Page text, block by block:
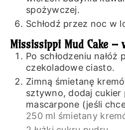
spożywczej.
Schłodź przez noc w
Mississippi Mud Cake –
Po schłodzeniu nałóż
czekoladowe ciasto.
Zimną śmietanę
sztywno, dodaj cukier
mascarpone (jeśli
250 ml śmietany